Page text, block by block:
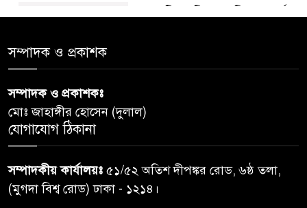
পেশ
৬
তদন্ত শেষ পর্যায়ে, দ্রুত চার্জশিট
৭
সম্পাদক ও প্রকাশক
সম্পাদক ও প্রকাশকঃ
মোঃ জাহাঙ্গীর হোসেন (দুলাল)
যোগাযোগ ঠিকানা
সম্পাদকীয় কার্যালয়ঃ ৫১/৫২ অতিশ দীপঙ্কর রোড, ৬ষ্ঠ তলা,
(মুগদা বিশ্ব রোড) ঢাকা - ১২১৪।